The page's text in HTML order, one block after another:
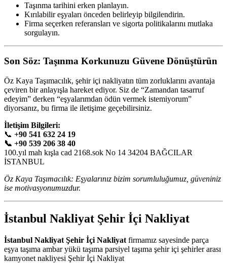
Taşınma tarihini erken planlayın.
Kırılabilir eşyaları önceden belirleyip bilgilendirin.
Firma seçerken referansları ve sigorta politikalarını mutlaka
sorgulayın.
Son Söz: Taşınma Korkunuzu Güvene Dönüştürün
Öz Kaya Taşımacılık, şehir içi nakliyatın tüm zorluklarını avantaja
çeviren bir anlayışla hareket ediyor. Siz de “Zamandan tasarruf
edeyim” derken “eşyalarımdan ödün vermek istemiyorum”
diyorsanız, bu firma ile iletişime geçebilirsiniz.
İletişim Bilgileri:
📞 +90 541 632 24 19
📞 +90 539 206 38 40
100.yıl mah kışla cad 2168.sok No 14 34204 BAĞCILAR
İSTANBUL
Öz Kaya Taşımacılık: Eşyalarınız bizim sorumluluğumuz, güveniniz
ise motivasyonumuzdur.
İstanbul Nakliyat Şehir İçi Nakliyat
İstanbul Nakliyat Şehir İçi Nakliyat firmamız sayesinde parça
eşya taşıma ambar yükü taşıma parsiyel taşıma şehir içi şehirler arası
kamyonet nakliyesi Şehir İçi Nakliyat